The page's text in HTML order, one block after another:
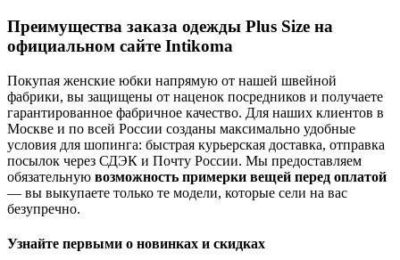
Преимущества заказа одежды Plus Size на
официальном сайте Intikoma
Покупая женские юбки напрямую от нашей швейной
фабрики, вы защищены от наценок посредников и получаете
гарантированное фабричное качество. Для наших клиентов в
Москве и по всей России созданы максимально удобные
условия для шопинга: быстрая курьерская доставка, отправка
посылок через СДЭК и Почту России. Мы предоставляем
обязательную возможность примерки вещей перед оплатой
— вы выкупаете только те модели, которые сели на вас
безупречно.
Узнайте первыми о новинках и скидках